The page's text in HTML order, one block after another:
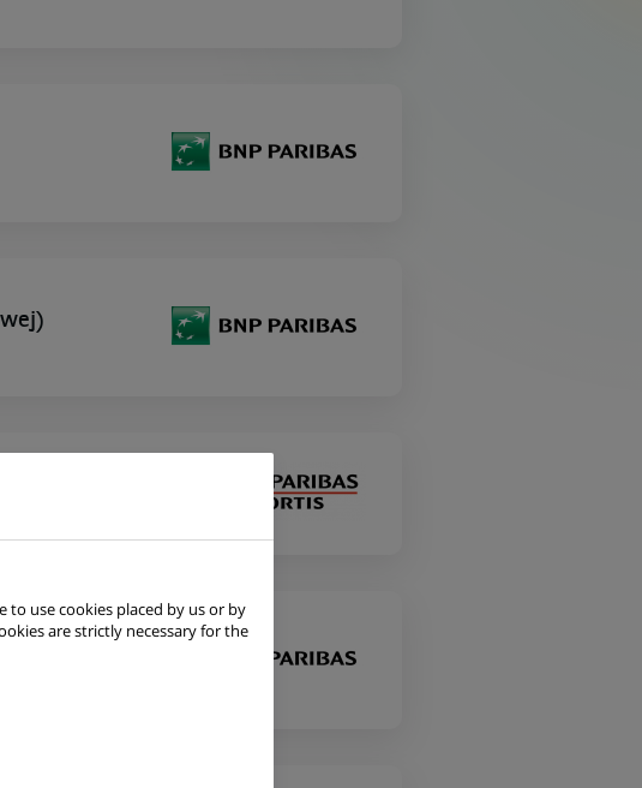
to use cookies placed by us or by
are strictly necessary for the